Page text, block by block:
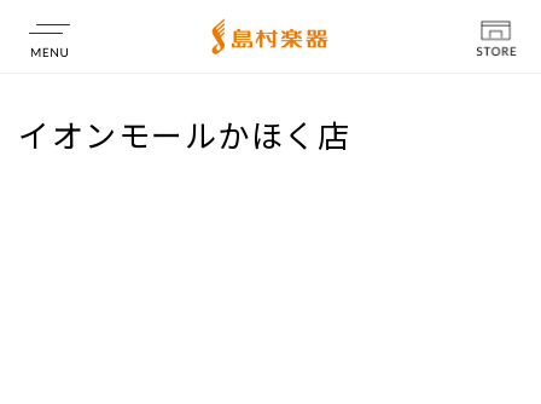
店舗情報
イオンモールかほく店